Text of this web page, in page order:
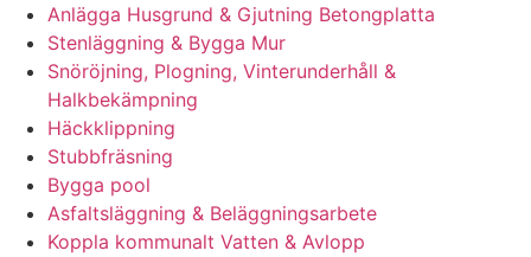
Anlägga Husgrund & Gjutning Betongplatta
Stenläggning & Bygga Mur
Snöröjning, Plogning, Vinterunderhåll &
Halkbekämpning
Häckklippning
Stubbfräsning
Bygga pool
Asfaltsläggning & Beläggningsarbete
Koppla kommunalt Vatten & Avlopp